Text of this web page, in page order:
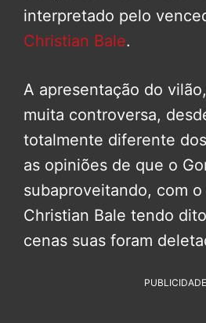
interpretado pelo
Christian Bale.
A apresentação do
muita controversa,
totalmente diferente
as opiniões de que o
subaproveitando, com
Christian Bale tendo
cenas suas foram
PUBLICIDADE